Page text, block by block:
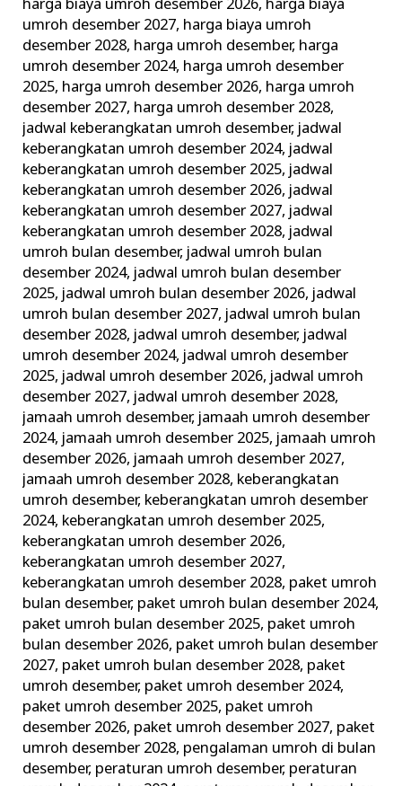
harga biaya umroh desember 2026, harga biaya
umroh desember 2027, harga biaya umroh
desember 2028, harga umroh desember, harga
umroh desember 2024, harga umroh desember
2025, harga umroh desember 2026, harga umroh
desember 2027, harga umroh desember 2028,
jadwal keberangkatan umroh desember, jadwal
keberangkatan umroh desember 2024, jadwal
keberangkatan umroh desember 2025, jadwal
keberangkatan umroh desember 2026, jadwal
keberangkatan umroh desember 2027, jadwal
keberangkatan umroh desember 2028, jadwal
umroh bulan desember, jadwal umroh bulan
desember 2024, jadwal umroh bulan desember
2025, jadwal umroh bulan desember 2026, jadwal
umroh bulan desember 2027, jadwal umroh bulan
desember 2028, jadwal umroh desember, jadwal
umroh desember 2024, jadwal umroh desember
2025, jadwal umroh desember 2026, jadwal umroh
desember 2027, jadwal umroh desember 2028,
jamaah umroh desember, jamaah umroh desember
2024, jamaah umroh desember 2025, jamaah umroh
desember 2026, jamaah umroh desember 2027,
jamaah umroh desember 2028, keberangkatan
umroh desember, keberangkatan umroh desember
2024, keberangkatan umroh desember 2025,
keberangkatan umroh desember 2026,
keberangkatan umroh desember 2027,
keberangkatan umroh desember 2028, paket umroh
bulan desember, paket umroh bulan desember 2024,
paket umroh bulan desember 2025, paket umroh
bulan desember 2026, paket umroh bulan desember
2027, paket umroh bulan desember 2028, paket
umroh desember, paket umroh desember 2024,
paket umroh desember 2025, paket umroh
desember 2026, paket umroh desember 2027, paket
umroh desember 2028, pengalaman umroh di bulan
desember, peraturan umroh desember, peraturan